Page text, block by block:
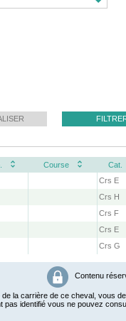
Course Cat.
Crs E
Crs H
Crs F
Crs E
Crs G
Contenu
la carrière de ce cheval, vous
pas identifié vous ne pouvez